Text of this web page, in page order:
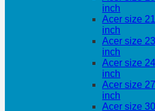
inch
Acer size
inch
Acer size
inch
Acer size 24
inch
Acer size 27
inch
Acer size 30